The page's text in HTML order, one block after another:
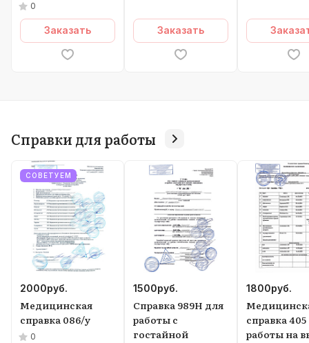
0
Заказать Заказать
Справки для работы
СОВЕТУЕМ
2000руб.
Медицинская
справка 086/у
0
1500руб.
Справка 989Н для
работы с
гостайной
1800руб.
справка
работы на